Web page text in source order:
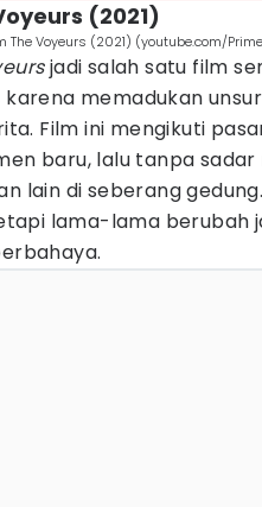
(2021)
The Voyeurs (2021) (youtube.com/
jadi salah satu film
karena memadukan
Film ini mengikuti
baru, lalu tanpa
lain di seberang
lama-lama berubah